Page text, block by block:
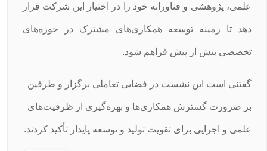
علمی، پژوهشی و فناورانه خود را در اختیار این شرکت قرار
دهد تا زمینه توسعه همکاری‌های مشترک در حوزه‌های
تخصصی بیش ‌از پیش فراهم شود.
گفتنی است این نشست در فضایی تعاملی برگزار و طرفین
بر ضرورت گسترش همکاری‌ها و بهره‌گیری از ظرفیت‌های
علمی و اجرایی برای تقویت تولید و توسعه پایدار تأکید کردند.